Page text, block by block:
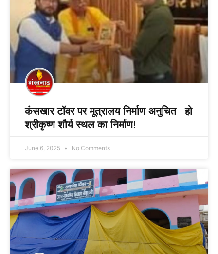
कंसखार टॉवर पर मूत्रालय निर्माण अनुचित ‌‌‌‌ ‌‌‌‌ हो
श्रीकृष्ण शौर्य स्थल का निर्माण!
June 6, 2025 No Comments